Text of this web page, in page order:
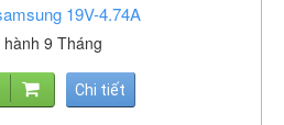
19V-4.74A
hành 9 Tháng
Chi tiết